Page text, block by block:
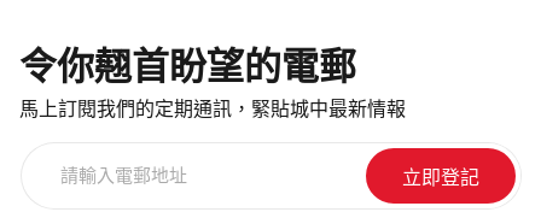
令你翹首盼望的電郵
馬上訂閱我們的定期通訊，緊貼城中最新情報